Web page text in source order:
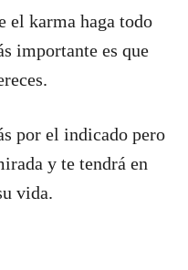
el karma haga todo
importante es que
por el indicado pero
y te tendrá en
vida.